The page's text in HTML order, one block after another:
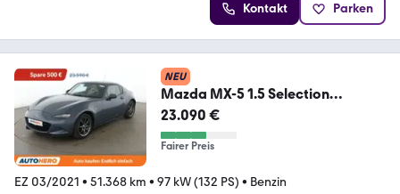
Kontakt Parken
NEU
Mazda MX-5 1.5 Selection
Aut.*NAVI*LED*TEMPO*PDC*SHZ
*
23.090 €
Fairer Preis
EZ 03/2021 • 51.368 km • 97 kW (132 PS) • Benzin